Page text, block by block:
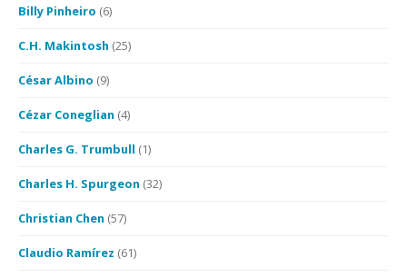
Billy Pinheiro (6)
C.H. Makintosh (25)
César Albino (9)
Cézar Coneglian (4)
Charles G. Trumbull (1)
Charles H. Spurgeon (32)
Christian Chen (57)
Claudio Ramírez (61)